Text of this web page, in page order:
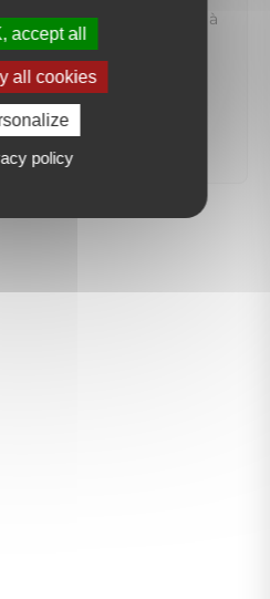
bien correspondant à
sera mis en ligne.
une alerte
accept all
all cookies
policy